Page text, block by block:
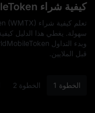
كيفية شراء WorldMobileToken؟
قبل الملايين.
الخطوة 1 الخطوة 2